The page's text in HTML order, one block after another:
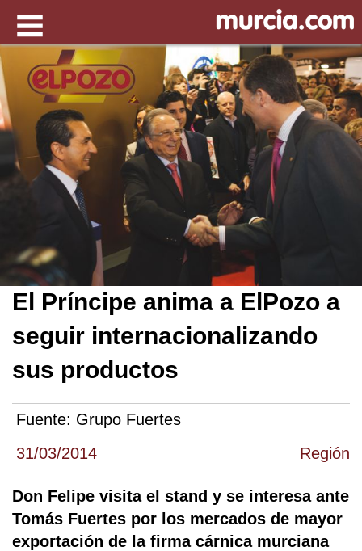
31/03/2014 Región
El Príncipe anima a ElPozo a
seguir internacionalizando
sus productos
Fuente: Grupo Fuertes
Don Felipe visita el stand y se interesa ante
Tomás Fuertes por los mercados de mayor
exportación de la firma cárnica murciana